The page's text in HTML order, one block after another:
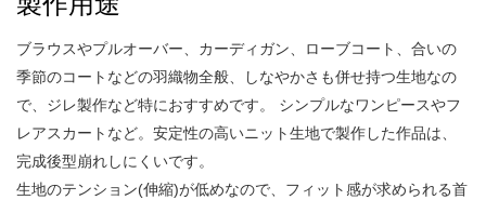
ブラウスやプルオーバー、カーディガン、ローブコート、合いの
季節のコートなどの羽織物全般、しなやかさも併せ持つ生地なの
で、ジレ製作など特におすすめです。 シンプルなワンピースやフ
レアスカートなど。安定性の高いニット生地で製作した作品は、
完成後型崩れしにくいです。
生地のテンション(伸縮)が低めなので、フィット感が求められる首